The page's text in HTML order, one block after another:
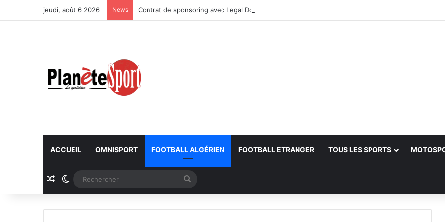
jeudi, août 6 2026 News Contrat de sponsoring avec Legal Doctrine
ACCUEIL OMNISPORT FOOTBALL ALGÉRIEN FOOTBALL ETRANGER TOUS LES SPORTS
Article Aléatoire
Switch skin